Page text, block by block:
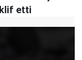
etti